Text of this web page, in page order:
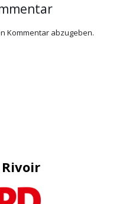
Kommentar abzugeben.